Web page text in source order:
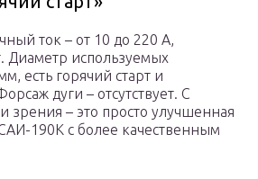
ток – от 10 до 220 А,
Диаметр используемых
есть горячий старт и
дуги – отсутствует. С
зрения – это просто улучшенная
190К с более качественным